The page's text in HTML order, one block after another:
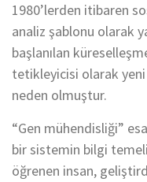
1980’lerden itibaren
analiz şablonu olarak
başlanılan
tetikleyicisi olarak yeni
neden olmuştur.
“Gen mühendisliği”
bir sistemin bilgi
öğrenen insan,